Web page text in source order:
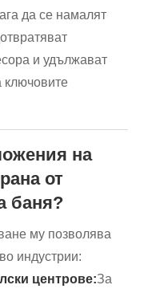
да се намалят
и удължават
ключовите
на
от
баня?
му позволява
индустрии:
центрове:За